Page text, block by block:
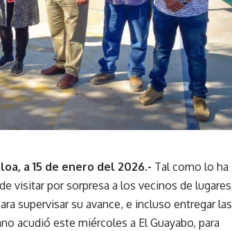
a 15 de enero del 2026.- Tal como lo ha
visitar por sorpresa a los vecinos de lugares
supervisar su avance, e incluso entregar las
acudió este miércoles a El Guayabo, para